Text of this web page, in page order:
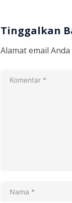
Tinggalkan
Alamat email